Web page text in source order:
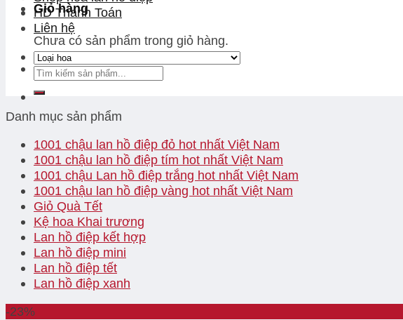
Giỏ hàng
Chưa có sản phẩm trong giỏ hàng.
HD Thanh Toán
Liên hệ
Danh mục sản phẩm
1001 chậu lan hồ điệp đỏ hot nhất Việt Nam
1001 chậu lan hồ điệp tím hot nhất Việt Nam
1001 chậu Lan hồ điệp trắng hot nhất Việt Nam
1001 chậu lan hồ điệp vàng hot nhất Việt Nam
Giỏ Quà Tết
Kệ hoa Khai trương
Lan hồ điệp kết hợp
Lan hồ điệp mini
Lan hồ điệp tết
Lan hồ điệp xanh
-23%